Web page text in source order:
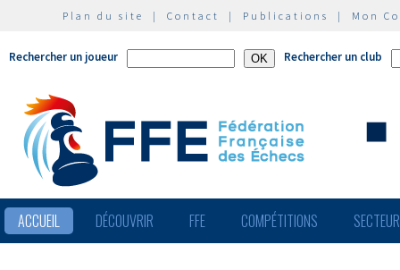
Plan du site | Contact | Publications | Mon
Rechercher un joueur Rechercher un club
ACCUEIL DÉCOUVRIR FFE COMPÉTITIONS